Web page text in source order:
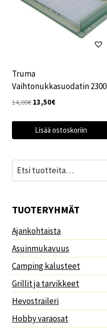
Truma
Vaihtonukkasuodatin 2300
14,00€ Alkuperäinen
13,50€Nykyinen
Lisää ostoskoriin
Etsi:
TUOTERYHMÄT
Ajankohtaista
Asuinmukavuus
Camping kalusteet
Grillit ja tarvikkeet
Hevostraileri
Hobby varaosat